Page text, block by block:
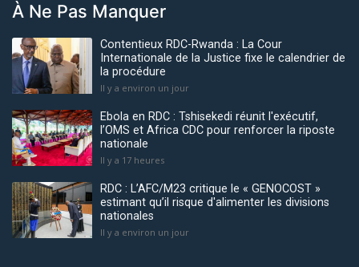
À Ne Pas Manquer
Contentieux RDC-Rwanda : La Cour
Internationale de la Justice fixe le calendrier de
la procédure
Il y a environ un jour
Ebola en RDC : Tshisekedi réunit l'exécutif,
l’OMS et Africa CDC pour renforcer la riposte
nationale
Il y a 17 heures
RDC : L’AFC/M23 critique le « GENOCOST »
estimant qu’il risque d'alimenter les divisions
nationales
Il y a environ un jour